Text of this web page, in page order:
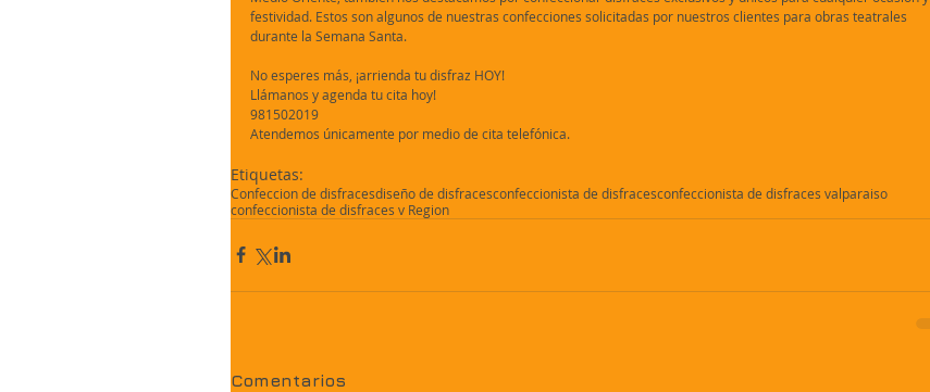
festividad. Estos son algunos de nuestras confecciones solicitadas por nuestros clientes para obras teatrales
durante la Semana Santa.
No esperes más, ¡arrienda tu disfraz HOY!
Llámanos y agenda tu cita hoy!
981502019
Atendemos únicamente por medio de cita telefónica.
Etiquetas:
Confeccion de disfracesdiseño de disfracesconfeccionista de disfracesconfeccionista de disfraces valparaiso
confeccionista de disfraces v Region
Comentarios